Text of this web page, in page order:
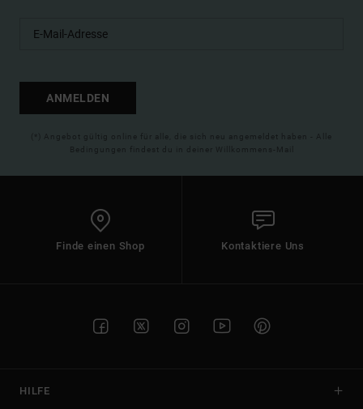
ANMELDEN
(*) Angebot gültig online für alle, die sich neu angemeldet haben - Alle
Bedingungen findest du in deiner Willkommens-Mail
Finde einen Shop Kontaktiere Uns
HILFE